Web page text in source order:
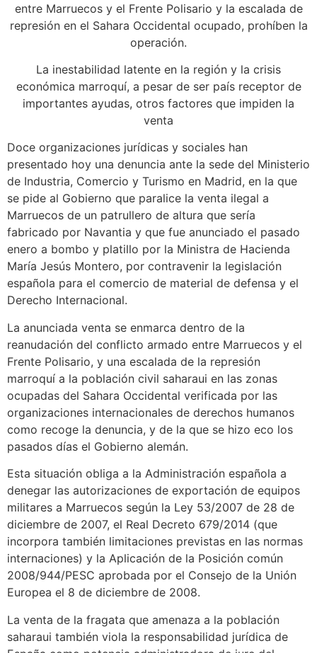
entre Marruecos y el Frente Polisario y la escalada de
represión en el Sahara Occidental ocupado, prohíben la
operación.
La inestabilidad latente en la región y la crisis
económica marroquí, a pesar de ser país receptor de
importantes ayudas, otros factores que impiden la
venta
Doce organizaciones jurídicas y sociales han
presentado hoy una denuncia ante la sede del Ministerio
de Industria, Comercio y Turismo en Madrid, en la que
se pide al Gobierno que paralice la venta ilegal a
Marruecos de un patrullero de altura que sería
fabricado por Navantia y que fue anunciado el pasado
enero a bombo y platillo por la Ministra de Hacienda
María Jesús Montero, por contravenir la legislación
española para el comercio de material de defensa y el
Derecho Internacional.
La anunciada venta se enmarca dentro de la
reanudación del conflicto armado entre Marruecos y el
Frente Polisario, y una escalada de la represión
marroquí a la población civil saharaui en las zonas
ocupadas del Sahara Occidental verificada por las
organizaciones internacionales de derechos humanos
como recoge la denuncia, y de la que se hizo eco los
pasados días el Gobierno alemán.
Esta situación obliga a la Administración española a
denegar las autorizaciones de exportación de equipos
militares a Marruecos según la Ley 53/2007 de 28 de
diciembre de 2007, el Real Decreto 679/2014 (que
incorpora también limitaciones previstas en las normas
internaciones) y la Aplicación de la Posición común
2008/944/PESC aprobada por el Consejo de la Unión
Europea el 8 de diciembre de 2008.
La venta de la fragata que amenaza a la población
saharaui también viola la responsabilidad jurídica de